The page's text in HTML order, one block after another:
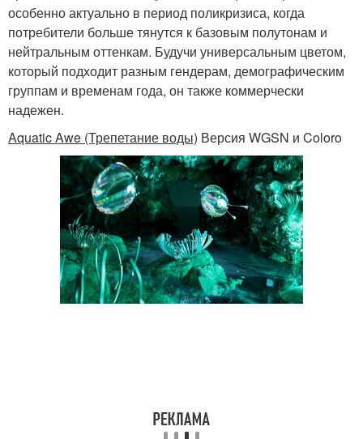
особенно актуально в период поликризиса, когда
потребители больше тянутся к базовым полутонам и
нейтральным оттенкам. Будучи универсальным цветом,
который подходит разным гендерам, демографическим
группам и временам года, он также коммерчески
надежен.
Aquatic Awe (Трепетание воды) Версия WGSN и Coloro